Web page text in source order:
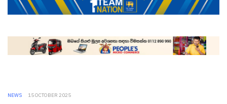
NEWS 15 OCTOBER 2025